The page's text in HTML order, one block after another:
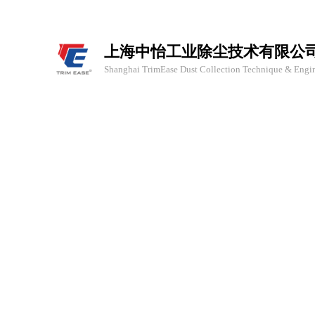
上海中怡工业除尘技术有限公
Shanghai TrimEase Dust Collection Technique &